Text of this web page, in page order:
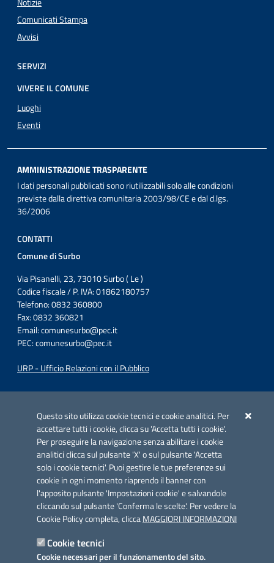
Questo sito utilizza cookie tecnici e cookie analitici. Per
accettare tutti i cookie, clicca su 'Accetta tutti i cookie'.
Per proseguire la navigazione senza abilitare i cookie
analitici clicca sul pulsante 'X' o sul pulsante 'Accetta
solo i cookie tecnici'. Puoi gestire le tue preferenze sui
cookie in ogni momento riaprendo il banner con
l'apposito pulsante 'Impostazioni cookie' e salvandole
cliccando sul pulsante 'Conferma le scelte'. Per vedere la
Cookie Policy completa, cliccaMAGGIORI INFORMAZIONI
Cookie tecnici
Cookie necessari per il funzionamento del sito.
Comunicati Stampa
Avvisi
SERVIZI
VIVERE IL COMUNE
Luoghi
Eventi
AMMINISTRAZIONE TRASPARENTE
I dati personali pubblicati sono riutilizzabili solo alle condizioni
previste dalla direttiva comunitaria 2003/98/CE e dal d.lgs.
36/2006
CONTATTI
Comune di Surbo
Via Pisanelli, 23, 73010 Surbo ( Le )
Codice fiscale / P. IVA: 01862180757
Telefono: 0832 360800
Fax: 0832 360821
Email:comunesurbo@pec.it
PEC:comunesurbo@pec.it
URP - Ufficio Relazioni con il Pubblico
Azione 2.3.
Link utili
Informativa privacy
Dichiarazione di accessibilità